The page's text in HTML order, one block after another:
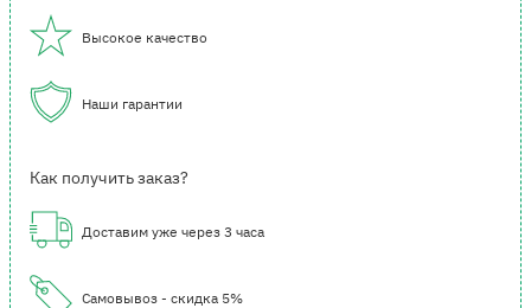
Высокое качество
Наши гарантии
Как получить заказ?
Доставим уже через 3 часа
Самовывоз - скидка 5%